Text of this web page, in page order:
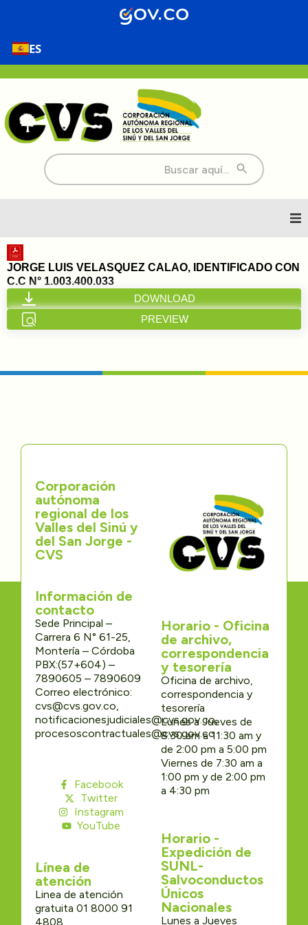
ES
Buscar:
Inicio
Nosotros
Directorios
Contáctenos
JORGE LUIS VELASQUEZ CALAO, IDENTIFICADO CON
C.C N° 1.003.400.033
DOWNLOAD
PREVIEW
Corporación
autónoma
regional de los
Valles del Sinú y
del San Jorge -
CVS
Información de
contacto
Sede Principal –
Carrera 6 N° 61-25,
Montería – Córdoba
PBX:(57+604) –
7890605 – 7890609
Correo electrónico:
cvs@cvs.gov.co,
notificacionesjudiciales@cvs.gov.co,
procesoscontractuales@cvs.gov.co
Facebook
Twitter
Instagram
YouTube
Línea de
atención
Linea de atención
gratuita 01 8000 91
4808
Horario - Oficina
de archivo,
correspondencia
y tesorería
Oficina de archivo,
correspondencia y
tesorería
Lunes a Jueves de
8:30 am a 11:30 am y
de 2:00 pm a 5:00 pm
Viernes de 7:30 am a
1:00 pm y de 2:00 pm
a 4:30 pm
Horario -
Expedición de
SUNL-
Salvoconductos
Únicos
Nacionales
Lunes a Jueves